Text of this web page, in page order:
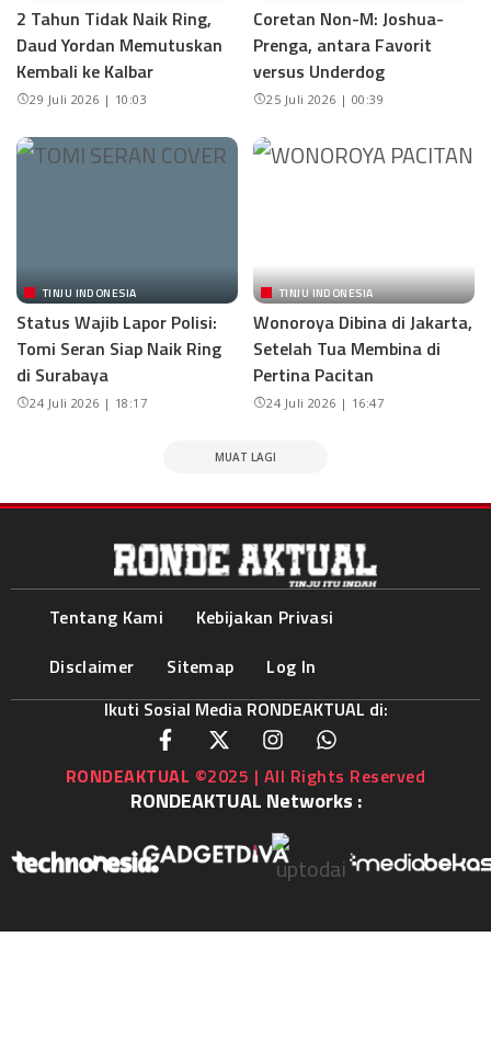
2 Tahun Tidak Naik Ring,
Daud Yordan Memutuskan
Kembali ke Kalbar
29 Juli 2026 | 10:03
Coretan Non-M: Joshua-
Prenga, antara Favorit
versus Underdog
25 Juli 2026 | 00:39
TINJU INDONESIA
Status Wajib Lapor Polisi:
Tomi Seran Siap Naik Ring
di Surabaya
24 Juli 2026 | 18:17
TINJU INDONESIA
Wonoroya Dibina di Jakarta,
Setelah Tua Membina di
Pertina Pacitan
24 Juli 2026 | 16:47
MUAT LAGI
Tentang Kami
Kebijakan Privasi
Disclaimer
Sitemap
Log In
Ikuti Sosial Media RONDEAKTUAL di:
RONDEAKTUAL ©2025 | All Rights Reserved
RONDEAKTUAL Networks :